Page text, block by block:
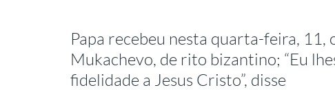
Papa recebeu nesta quarta-feira, 11,
Mukachevo, de rito bizantino; “Eu
fidelidade a Jesus Cristo”, disse